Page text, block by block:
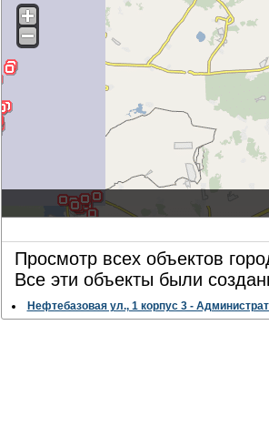
Просмотр всех объектов
Все эти объекты были
Нефтебазовая ул., 1 корпус 3 -